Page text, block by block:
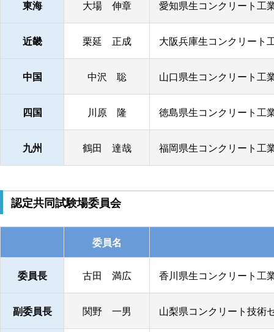
東海 大場 伸章 愛知県生コンクリート工
近畿 栗延 正成 大阪兵庫生コンクリート
中国 中沢 聡 山口県生コンクリート工
四国 川原 隆 徳島県生コンクリート工
九州 鶴田 達哉 福岡県生コンクリート工
認定共同試験場委員会
委員名
委員長 古田 満広 香川県生コンクリート工
副委員長 関野 一男 山梨県コンクリート技術